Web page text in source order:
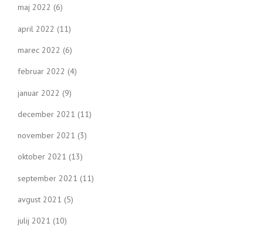
maj 2022 (6)
april 2022 (11)
marec 2022 (6)
februar 2022 (4)
januar 2022 (9)
december 2021 (11)
november 2021 (3)
oktober 2021 (13)
september 2021 (11)
avgust 2021 (5)
julij 2021 (10)